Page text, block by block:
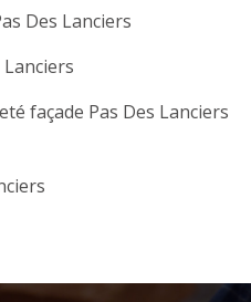
Des Lanciers
façade Pas Des Lanciers